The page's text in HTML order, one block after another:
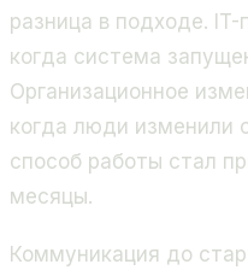
разница в подходе. IT-
когда система
Организационное
когда люди изменили
способ работы стал
месяцы.
Коммуникация до